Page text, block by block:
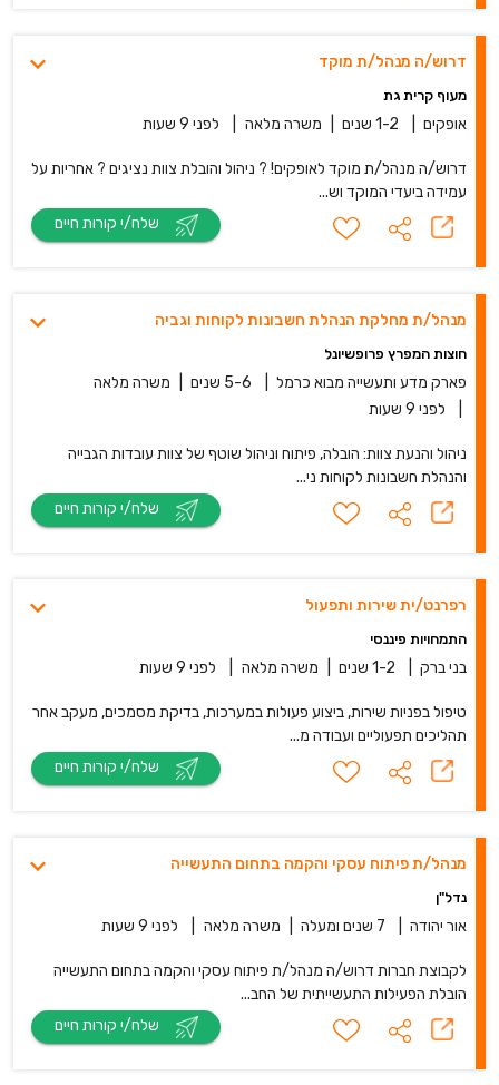
דרוש/ה מנהל/ת מוקד
מעוף קרית גת
אופקים 1-2 שנים משרה מלאה לפני 9 שעות
דרוש/ה מנהל/ת מוקד לאופקים! ? ניהול והובלת צוות נציגים ? אחריות על
עמידה ביעדי המוקד וש...
מנהל/ת מחלקת הנהלת חשבונות לקוחות וגביה
חוצות המפרץ פרופשיונל
פארק מדע ותעשייה מבוא כרמל 5-6 שנים
משרה מלאה
לפני 9 שעות
ניהול והנעת צוות: הובלה, פיתוח וניהול שוטף של צוות עובדות הגבייה
והנהלת חשבונות לקוחות ני...
רפרנט/ית שירות ותפעול
התמחויות פיננסי
בני ברק 1-2 שנים משרה מלאה לפני 9 שעות
טיפול בפניות שירות, ביצוע פעולות במערכות, בדיקת מסמכים, מעקב אחר
תהליכים תפעוליים ועבודה מ...
מנהל/ת פיתוח עסקי והקמה בתחום התעשייה
נדל"ן
אור יהודה 7 שנים ומעלה משרה מלאה לפני 9 שעות
לקבוצת חברות דרוש/ה מנהל/ת פיתוח עסקי והקמה בתחום התעשייה
הובלת הפעילות התעשייתית של החב...